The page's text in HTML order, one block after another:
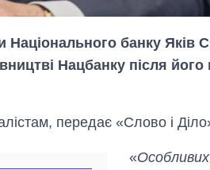
банку Яків
Нацбанку після
передає «Слово і
«